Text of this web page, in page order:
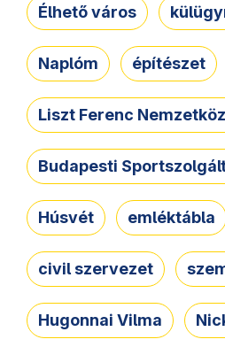
Élhető város
Naplóm építészet
Liszt Ferenc
Budapesti
Húsvét emléktábla
civil szervezet
Hugonnai Vilma